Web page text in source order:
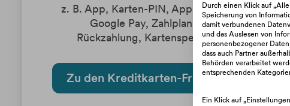
z. B. App, Karten-PIN, Apple Pay,
Google Pay, Zahlplan,
Rückzahlung, Kartensperre
Zu den Kreditkarten-Fragen
Durch einen Klick auf
Speicherung von
damit verbundenen
und das Auslesen von
personenbezogener
dass auch Partner
Behörden verarbeitet
entsprechenden
Ein Klick auf